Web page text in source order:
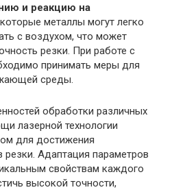
и реакцию на
металлы могут легко
с воздухом, что может
резки. При работе с
принимать меры для
среды.
обработки различных
лазерной технологии
для достижения
резки. Адаптация параметров
свойствам каждого
высокой точности,